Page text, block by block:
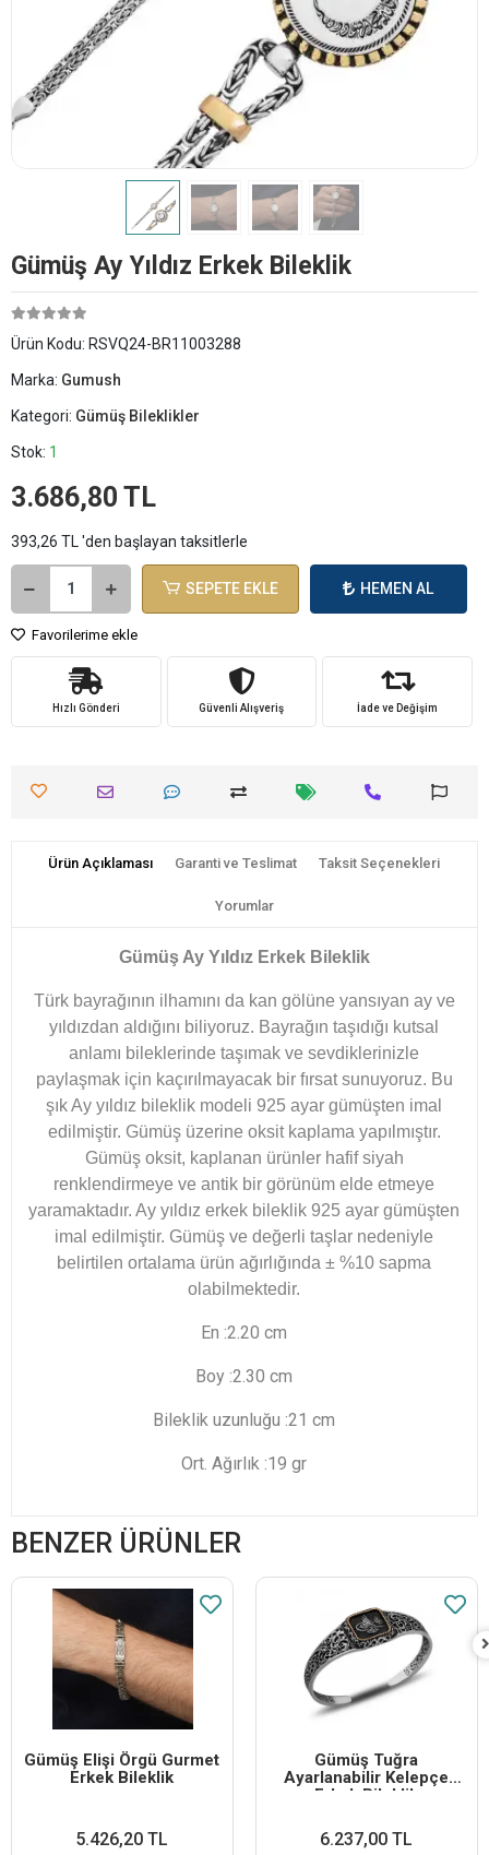
Gümüş Ay Yıldız Erkek Bileklik
Ürün Kodu: RSVQ24-BR11003288
Marka: Gumush
Kategori: Gümüş Bileklikler
Stok: 1
3.686,80 TL
393,26 TL 'den başlayan taksitlerle
SEPETE EKLE HEMEN AL
Favorilerime ekle
Hızlı Gönderi Güvenli Alışveriş İade ve Değişim
Ürün Açıklaması Garanti ve Teslimat Taksit Seçenekleri
Yorumlar
Gümüş Ay Yıldız Erkek Bileklik
Türk bayrağının ilhamını da kan gölüne yansıyan ay ve
yıldızdan aldığını biliyoruz. Bayrağın taşıdığı kutsal
anlamı bileklerinde taşımak ve sevdiklerinizle
paylaşmak için kaçırılmayacak bir fırsat sunuyoruz. Bu
şık Ay yıldız bileklik modeli 925 ayar gümüşten imal
edilmiştir. Gümüş üzerine oksit kaplama yapılmıştır.
Gümüş oksit, kaplanan ürünler hafif siyah
renklendirmeye ve antik bir görünüm elde etmeye
yaramaktadır. Ay yıldız erkek bileklik 925 ayar gümüşten
imal edilmiştir. Gümüş ve değerli taşlar nedeniyle
belirtilen ortalama ürün ağırlığında ± %10 sapma
olabilmektedir.
En :2.20 cm
Boy :2.30 cm
Bileklik uzunluğu :21 cm
Ort. Ağırlık :19 gr
BENZER ÜRÜNLER
Gümüş Elişi Örgü Gurmet
Erkek Bileklik
5.426,20 TL
Gümüş Tuğra
Ayarlanabilir Kelepçe
Erkek Bileklik
6.237,00 TL